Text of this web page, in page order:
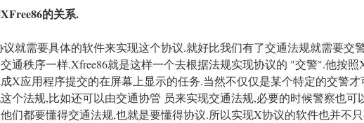
的关系.
议就需要具体的软件来实现这个协议.就好比我们有了交通法规就需要交
通秩序一样.Xfree86就是这样一个去根据法规实现协议的 "交警".他按照
X应用程序提交的在屏幕上显示的任务.当然不仅仅是某个特定的交警才
个法规,比如还可以由交通协管 员来实现交通法规,必要的时候警察也可
们都要懂得交通法规,也就是要懂得协议.所以实现X协议的软件也并不